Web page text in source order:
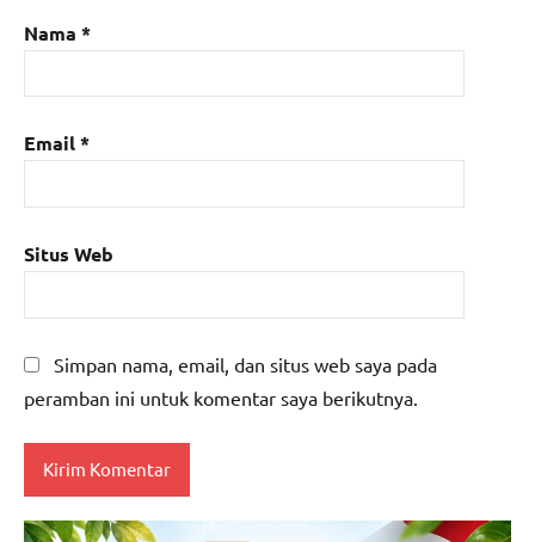
Nama *
Email*
Situs Web
Simpan nama, email, dan situs web saya pada
peramban ini untuk komentar saya berikutnya.